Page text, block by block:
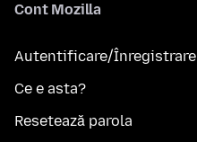
Cont Mozilla
Autentificare/Înregistrare
Ce e asta?
Resetează parola